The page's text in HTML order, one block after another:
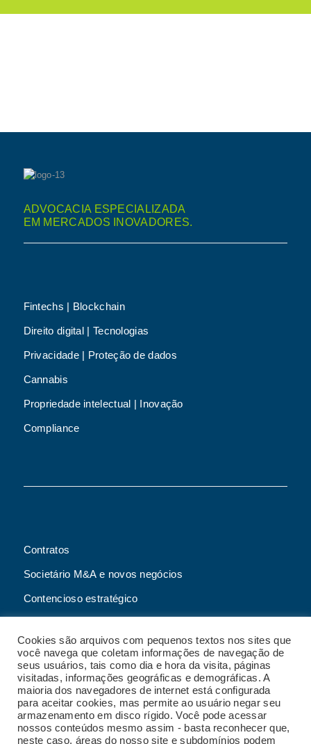
ADVOCACIA ESPECIALIZADA
EM MERCADOS INOVADORES.
Fintechs | Blockchain
Direito digital | Tecnologias
Privacidade | Proteção de dados
Cannabis
Propriedade intelectual | Inovação
Compliance
Contratos
Societário M&A e novos negócios
Contencioso estratégico
Advogado online
Planos de assessoria mensal
2023 Malgueiro Campos Zardo Advocacia |
Cookies são arquivos com pequenos textos nos sites que
você navega que coletam informações de navegação de
seus usuários, tais como dia e hora da visita, páginas
visitadas, informações geográficas e demográficas. A
maioria dos navegadores de internet está configurada
para aceitar cookies, mas permite ao usuário negar seu
armazenamento em disco rígido. Você pode acessar
nossos conteúdos mesmo assim - basta reconhecer que,
neste caso, áreas do nosso site e subdomínios podem